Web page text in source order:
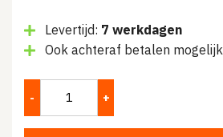
Levertijd: 7 werkdagen
Ook achteraf betalen mogelijk